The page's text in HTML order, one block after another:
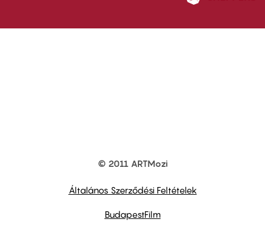
© 2011 ARTMozi
Általános Szerződési Feltételek
BudapestFilm